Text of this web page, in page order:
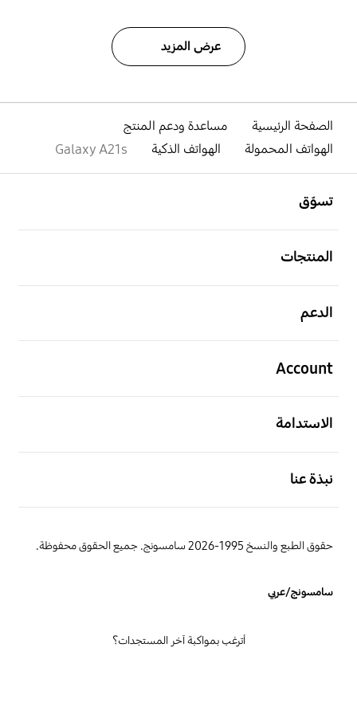
عرض المزيد
الصفحة الرئيسية
مساعدة ودعم المنتج
الهواتف المحمولة
الهواتف الذكية Galaxy A21s
تسوّق
المنتجات
الدعم
Account
الاستدامة
نبذة عنا
حقوق الطبع والنسخ 1995-2026 سامسونج. جميع الحقوق محفوظة.
سامسونج/عربي
أترغب بمواكبة آخر المستجدات؟